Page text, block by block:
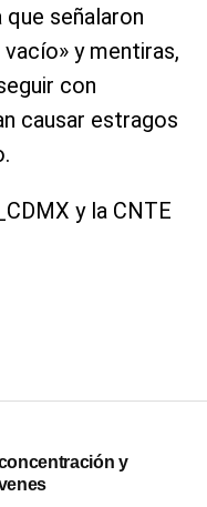
que señalaron
y mentiras,
con
causar estragos
y la CNTE
y